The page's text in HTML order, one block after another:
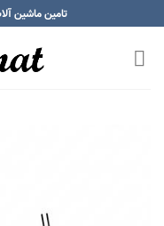
تامین ماشین